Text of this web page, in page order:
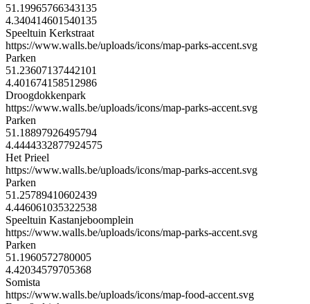
51.19965766343135
4.340414601540135
Speeltuin Kerkstraat
https://www.walls.be/uploads/icons/map-parks-accent.svg
Parken
51.23607137442101
4.401674158512986
Droogdokkenpark
https://www.walls.be/uploads/icons/map-parks-accent.svg
Parken
51.18897926495794
4.4444332877924575
Het Prieel
https://www.walls.be/uploads/icons/map-parks-accent.svg
Parken
51.25789410602439
4.446061035322538
Speeltuin Kastanjeboomplein
https://www.walls.be/uploads/icons/map-parks-accent.svg
Parken
51.1960572780005
4.42034579705368
Somista
https://www.walls.be/uploads/icons/map-food-accent.svg